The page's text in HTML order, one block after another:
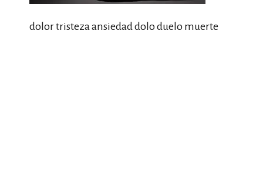
dolor tristeza ansiedad dolo duelo muerte